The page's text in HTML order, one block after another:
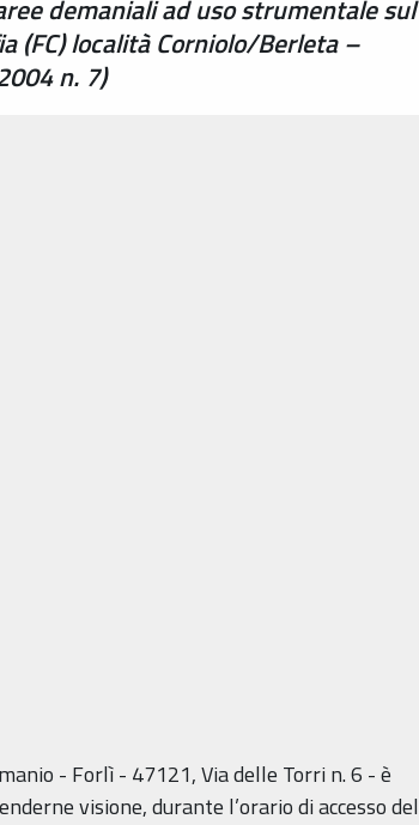
demaniali ad uso strumentale sul
(FC) località Corniolo/Berleta –
n. 7)
- Forlì - 47121, Via delle Torri n. 6 - è
visione, durante l’orario di accesso del